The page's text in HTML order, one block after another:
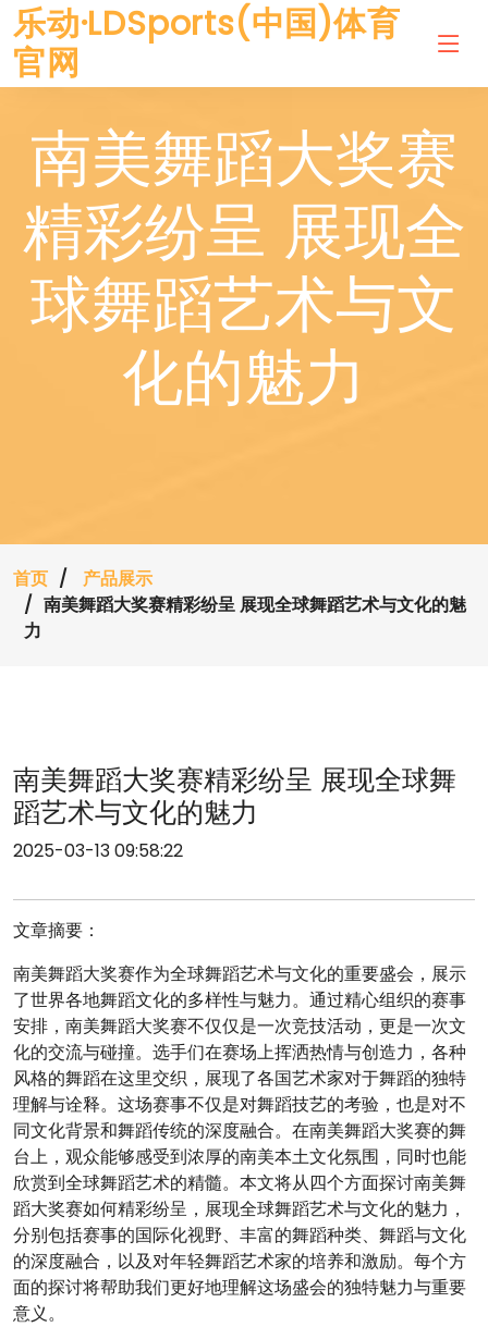
乐动·LDSports(中国)体育
官网
南美舞蹈大奖赛
精彩纷呈 展现全
球舞蹈艺术与文
化的魅力
首页
产品展示
南美舞蹈大奖赛精彩纷呈 展现全球舞蹈艺术与文化的魅
力
南美舞蹈大奖赛精彩纷呈 展现全球舞
蹈艺术与文化的魅力
2025-03-13 09:58:22
文章摘要：
南美舞蹈大奖赛作为全球舞蹈艺术与文化的重要盛会，展示
了世界各地舞蹈文化的多样性与魅力。通过精心组织的赛事
安排，南美舞蹈大奖赛不仅仅是一次竞技活动，更是一次文
化的交流与碰撞。选手们在赛场上挥洒热情与创造力，各种
风格的舞蹈在这里交织，展现了各国艺术家对于舞蹈的独特
理解与诠释。这场赛事不仅是对舞蹈技艺的考验，也是对不
同文化背景和舞蹈传统的深度融合。在南美舞蹈大奖赛的舞
台上，观众能够感受到浓厚的南美本土文化氛围，同时也能
欣赏到全球舞蹈艺术的精髓。本文将从四个方面探讨南美舞
蹈大奖赛如何精彩纷呈，展现全球舞蹈艺术与文化的魅力，
分别包括赛事的国际化视野、丰富的舞蹈种类、舞蹈与文化
的深度融合，以及对年轻舞蹈艺术家的培养和激励。每个方
面的探讨将帮助我们更好地理解这场盛会的独特魅力与重要
意义。